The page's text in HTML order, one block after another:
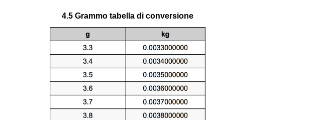
4.5 Grammo tabella di conversione